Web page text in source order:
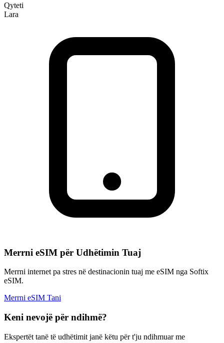
Qyteti
Lara
Merrni eSIM për Udhëtimin Tuaj
Merrni internet pa stres në destinacionin tuaj me eSIM nga Softix
eSIM.
Merrni eSIM Tani
Keni nevojë për ndihmë?
Ekspertët tanë të udhëtimit janë këtu për t'ju ndihmuar me